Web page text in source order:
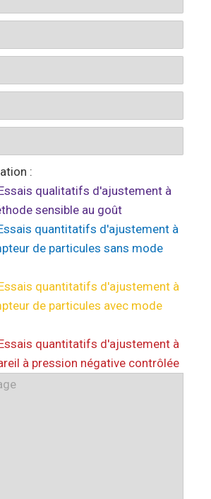
:
qualitatifs d'ajustement à
sensible au goût
quantitatifs d'ajustement à
de particules sans mode
quantitatifs d'ajustement à
de particules avec mode
quantitatifs d'ajustement à
à pression négative contrôlée